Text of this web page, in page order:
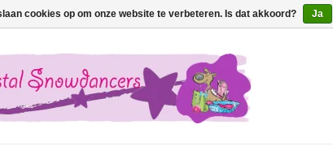
cookies op om onze website te verbeteren. Is dat akkoord? Ja